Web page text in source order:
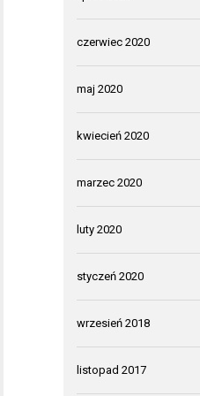
czerwiec 2020
maj 2020
kwiecień 2020
marzec 2020
luty 2020
styczeń 2020
wrzesień 2018
listopad 2017